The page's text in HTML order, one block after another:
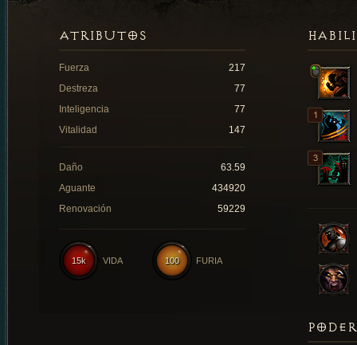
ATRIBUTOS
Fuerza
217
Destreza
77
Inteligencia
77
Vitalidad
147
Daño
63.59
Aguante
434920
Renovación
59229
100 FURIA
15k VIDA